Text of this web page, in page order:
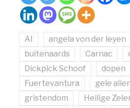
AI angela von der leyen
buitenaards
Carnac
Dickpick Schoof
dopen
Fuertevantura
gele
gristendom
Heilige